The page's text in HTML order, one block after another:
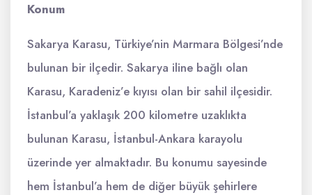
Konum
Sakarya Karasu, Türkiye’nin Marmara Bölgesi’nde
bulunan bir ilçedir. Sakarya iline bağlı olan
Karasu, Karadeniz’e kıyısı olan bir sahil ilçesidir.
İstanbul’a yaklaşık 200 kilometre uzaklıkta
bulunan Karasu, İstanbul-Ankara karayolu
üzerinde yer almaktadır. Bu konumu sayesinde
hem İstanbul’a hem de diğer büyük şehirlere